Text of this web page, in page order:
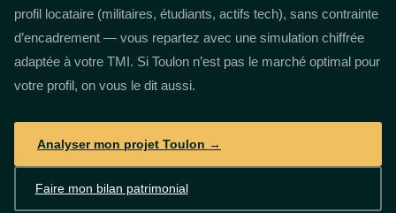
profil locataire (militaires, étudiants, actifs tech), sans contrainte
d’encadrement — vous repartez avec une simulation chiffrée
adaptée à votre TMI. Si Toulon n’est pas le marché optimal pour
votre profil, on vous le dit aussi.
Analyser mon projet Toulon →
Faire mon bilan patrimonial